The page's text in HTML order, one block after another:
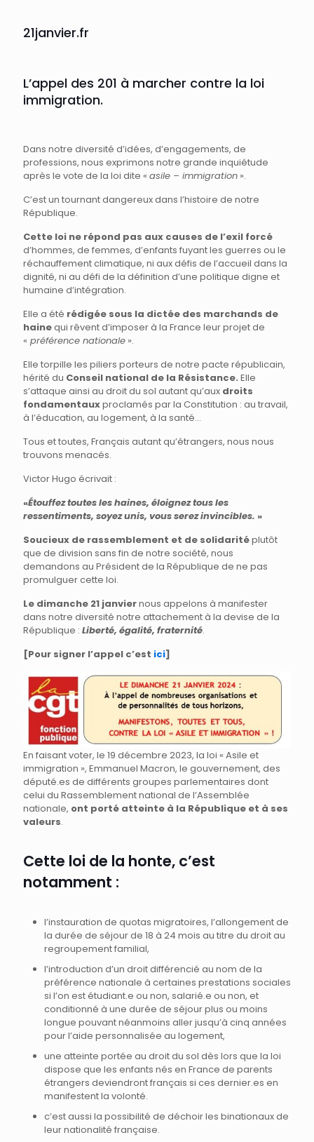
21janvier.fr
L’appel des 201 à marcher contre la loi
immigration.
Dans notre diversité d’idées, d’engagements, de
professions, nous exprimons notre grande inquiétude
après le vote de la loi dite « asile – immigration ».
C’est un tournant dangereux dans l’histoire de notre
République.
Cette loi ne répond pas aux causes de l’exil forcé
d’hommes, de femmes, d’enfants fuyant les guerres ou le
réchauffement climatique, ni aux défis de l’accueil dans la
dignité, ni au défi de la définition d’une politique digne et
humaine d’intégration.
Elle a été rédigée sous la dictée des marchands de
hainequi rêvent d’imposer à la France leur projet de
« préférence nationale ».
Elle torpille les piliers porteurs de notre pacte républicain,
hérité du Conseil national de la Résistance. Elle
s’attaque ainsi au droit du sol autant qu’aux droits
fondamentauxproclamés par la Constitution : au travail,
à l’éducation, au logement, à la santé…
Tous et toutes, Français autant qu’étrangers, nous nous
trouvons menacés.
Victor Hugo écrivait :
«Étouffez toutes les haines, éloignez tous les
ressentiments, soyez unis, vous serez invincibles. »
Soucieux de rassemblement et de solidaritéplutôt
que de division sans fin de notre société, nous
demandons au Président de la République de ne pas
promulguer cette loi.
Le dimanche 21 janviernous appelons à manifester
dans notre diversité notre attachement à la devise de la
République : Liberté, égalité, fraternité.
[Pour signer l’appel c’est ici]
En faisant voter, le 19 décembre 2023, la loi « Asile et
immigration », Emmanuel Macron, le gouvernement, des
député.es de différents groupes parlementaires dont
celui du Rassemblement national de l’Assemblée
nationale, ont porté atteinte à la République et à ses
valeurs.
Cette loi de la honte, c’est
notamment :
l’instauration de quotas migratoires, l’allongement de
la durée de séjour de 18 à 24 mois au titre du droit au
regroupement familial,
l’introduction d’un droit différencié au nom de la
préférence nationale à certaines prestations sociales
si l’on est étudiant.e ou non, salarié.e ou non, et
conditionné à une durée de séjour plus ou moins
longue pouvant néanmoins aller jusqu’à cinq années
pour l’aide personnalisée au logement,
une atteinte portée au droit du sol dès lors que la loi
dispose que les enfants nés en France de parents
étrangers deviendront français si ces dernier.es en
manifestent la volonté.
c’est aussi la possibilité de déchoir les binationaux de
leur nationalité française.